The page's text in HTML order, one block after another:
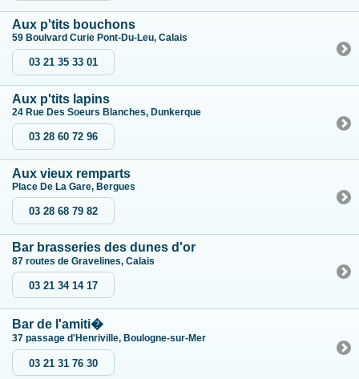
Aux p'tits bouchons
59 Boulvard Curie Pont-Du-Leu, Calais
03 21 35 33 01
Aux p'tits lapins
24 Rue Des Soeurs Blanches, Dunkerque
03 28 60 72 96
Aux vieux remparts
Place De La Gare, Bergues
03 28 68 79 82
Bar brasseries des dunes d'or
87 routes de Gravelines, Calais
03 21 34 14 17
Bar de l'amiti�
37 passage d'Henriville, Boulogne-sur-Mer
03 21 31 76 30